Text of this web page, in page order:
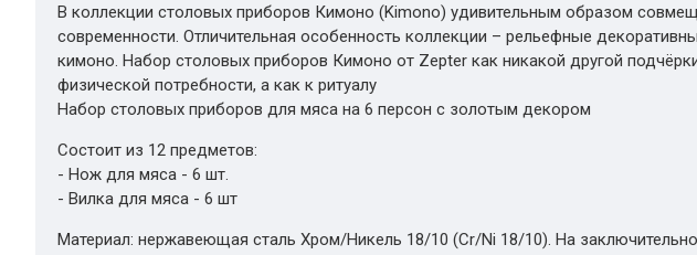
В коллекции столовых приборов Кимоно (Kimono) удивительным образом
современности. Отличительная особенность коллекции – рельефные
кимоно. Набор столовых приборов Кимоно от Zepter как никакой другой
физической потребности, а как к ритуалу
Набор столовых приборов для мяса на 6 персон с золотым декором
Состоит из 12 предметов:
- Нож для мяса - 6 шт.
- Вилка для мяса - 6 шт
Материал: нержавеющая сталь Хром/Никель 18/10 (Cr/Ni 18/10). На